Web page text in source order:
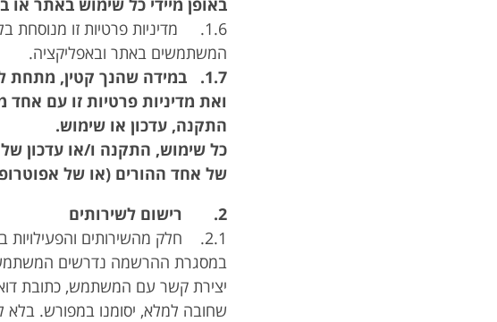
באופן מיידי כל שימוש באתר או
1.6. מדיניות פרטיות זו
המשתמשים באתר ובאפליקציה.
ואת מדיניות פרטיות זו עם
התקנה, עדכון או שימוש.
כל שימוש, התקנה ו/או עדכון
של אחד ההורים (או של
2. רישום לשירותים
2.1. חלק מהשירותים
במסגרת ההרשמה נדרשים
יצירת קשר עם המשתמש, כתובת
שחובה למלא, יסומנו במפורש.